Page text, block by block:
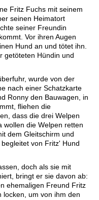
Fritz Fuchs mit seinem
seinen Heimatort
seiner Freundin
Vor ihren Augen
Hund an und tötet ihn.
getöteten Hündin und
wurde von der
nach einer Schatzkarte
Ronny den Bauwagen, in
fliehen die
dass die drei Welpen
wollen die Welpen retten
dem Gleitschirm und
von Fritz' Hund
doch als sie mit
bringt er sie davon ab:
ehemaligen Freund Fritz
locken, um von ihm den